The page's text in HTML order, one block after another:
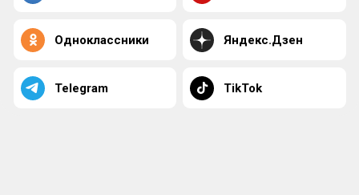
Одноклассники Яндекс.Дзен
Telegram TikTok